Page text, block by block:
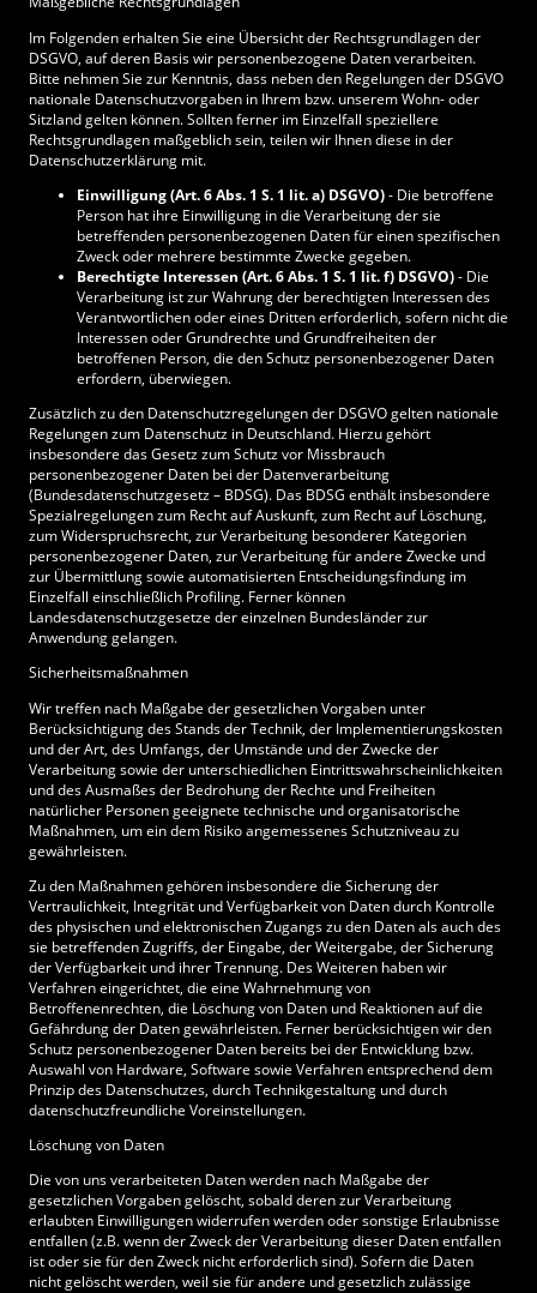
Im Folgenden erhalten Sie eine Übersicht der Rechtsgrundlagen der
DSGVO, auf deren Basis wir personenbezogene Daten verarbeiten.
Bitte nehmen Sie zur Kenntnis, dass neben den Regelungen der DSGVO
nationale Datenschutzvorgaben in Ihrem bzw. unserem Wohn- oder
Sitzland gelten können. Sollten ferner im Einzelfall speziellere
Rechtsgrundlagen maßgeblich sein, teilen wir Ihnen diese in der
Datenschutzerklärung mit.
Einwilligung (Art. 6 Abs. 1 S. 1 lit. a) DSGVO)- Die betroffene
Person hat ihre Einwilligung in die Verarbeitung der sie
betreffenden personenbezogenen Daten für einen spezifischen
Zweck oder mehrere bestimmte Zwecke gegeben.
Berechtigte Interessen (Art. 6 Abs. 1 S. 1 lit. f) DSGVO)- Die
Verarbeitung ist zur Wahrung der berechtigten Interessen des
Verantwortlichen oder eines Dritten erforderlich, sofern nicht die
Interessen oder Grundrechte und Grundfreiheiten der
betroffenen Person, die den Schutz personenbezogener Daten
erfordern, überwiegen.
Zusätzlich zu den Datenschutzregelungen der DSGVO gelten nationale
Regelungen zum Datenschutz in Deutschland. Hierzu gehört
insbesondere das Gesetz zum Schutz vor Missbrauch
personenbezogener Daten bei der Datenverarbeitung
(Bundesdatenschutzgesetz – BDSG). Das BDSG enthält insbesondere
Spezialregelungen zum Recht auf Auskunft, zum Recht auf Löschung,
zum Widerspruchsrecht, zur Verarbeitung besonderer Kategorien
personenbezogener Daten, zur Verarbeitung für andere Zwecke und
zur Übermittlung sowie automatisierten Entscheidungsfindung im
Einzelfall einschließlich Profiling. Ferner können
Landesdatenschutzgesetze der einzelnen Bundesländer zur
Anwendung gelangen.
Sicherheitsmaßnahmen
Wir treffen nach Maßgabe der gesetzlichen Vorgaben unter
Berücksichtigung des Stands der Technik, der Implementierungskosten
und der Art, des Umfangs, der Umstände und der Zwecke der
Verarbeitung sowie der unterschiedlichen Eintrittswahrscheinlichkeiten
und des Ausmaßes der Bedrohung der Rechte und Freiheiten
natürlicher Personen geeignete technische und organisatorische
Maßnahmen, um ein dem Risiko angemessenes Schutzniveau zu
gewährleisten.
Zu den Maßnahmen gehören insbesondere die Sicherung der
Vertraulichkeit, Integrität und Verfügbarkeit von Daten durch Kontrolle
des physischen und elektronischen Zugangs zu den Daten als auch des
sie betreffenden Zugriffs, der Eingabe, der Weitergabe, der Sicherung
der Verfügbarkeit und ihrer Trennung. Des Weiteren haben wir
Verfahren eingerichtet, die eine Wahrnehmung von
Betroffenenrechten, die Löschung von Daten und Reaktionen auf die
Gefährdung der Daten gewährleisten. Ferner berücksichtigen wir den
Schutz personenbezogener Daten bereits bei der Entwicklung bzw.
Auswahl von Hardware, Software sowie Verfahren entsprechend dem
Prinzip des Datenschutzes, durch Technikgestaltung und durch
datenschutzfreundliche Voreinstellungen.
Löschung von Daten
Die von uns verarbeiteten Daten werden nach Maßgabe der
gesetzlichen Vorgaben gelöscht, sobald deren zur Verarbeitung
erlaubten Einwilligungen widerrufen werden oder sonstige Erlaubnisse
entfallen (z.B. wenn der Zweck der Verarbeitung dieser Daten entfallen
ist oder sie für den Zweck nicht erforderlich sind). Sofern die Daten
nicht gelöscht werden, weil sie für andere und gesetzlich zulässige